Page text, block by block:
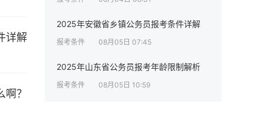
2025年安徽省乡镇公务员报考条件详解
报考条件 08月05日 07:45
2025年山东省公务员报考年龄限制解析
报考条件 08月05日 10:59